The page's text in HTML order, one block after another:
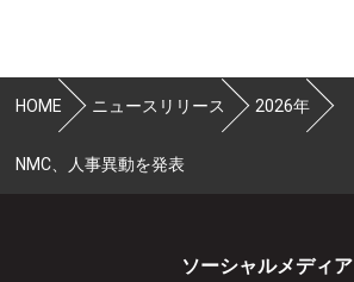
HOME ニュースリリース 2026年
NMC、人事異動を発表
ソーシャルメディア